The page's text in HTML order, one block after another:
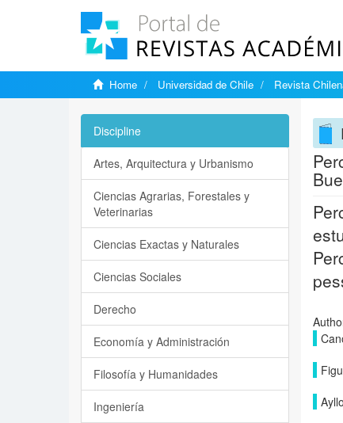
Home Universidad de Chile Revista
Discipline
Artes, Arquitectura y Urbanismo
Ciencias Agrarias, Forestales y
Veterinarias
Ciencias Exactas y Naturales
Ciencias Sociales
Derecho
Economía y Administración
Filosofía y Humanidades
Ingeniería